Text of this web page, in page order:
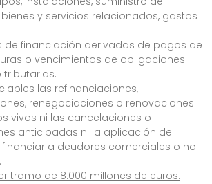
y servicios relacionados, gastos
de financiación derivadas de pagos de
o vencimientos de obligaciones
tributarias.
las refinanciaciones,
renegociaciones o renovaciones
vivos ni las cancelaciones o
anticipadas ni la aplicación de
a deudores comerciales o no
tramo de 8.000 millones de euros: